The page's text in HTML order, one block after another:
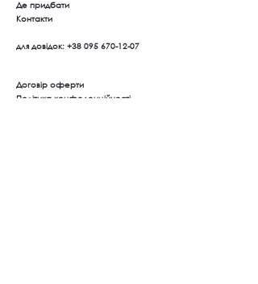
Де придбати
Контакти
для довідок: +38 095 670-12-07
Договір оферти
Політика конфеденційності